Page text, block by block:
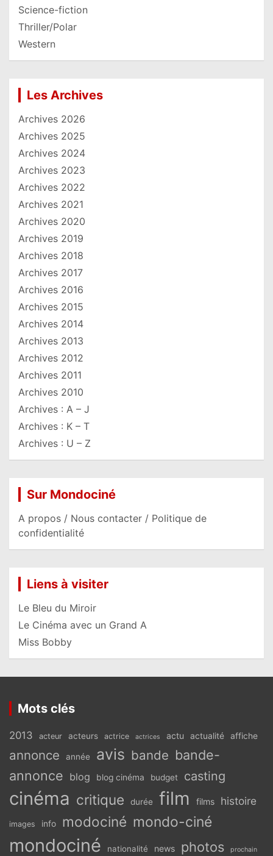
Science-fiction
Thriller/Polar
Western
Les Archives
Archives 2026
Archives 2025
Archives 2024
Archives 2023
Archives 2022
Archives 2021
Archives 2020
Archives 2019
Archives 2018
Archives 2017
Archives 2016
Archives 2015
Archives 2014
Archives 2013
Archives 2012
Archives 2011
Archives 2010
Archives : A – J
Archives : K – T
Archives : U – Z
Sur Mondociné
A propos / Nous contacter / Politique de
confidentialité
Liens à visiter
Le Bleu du Miroir
Le Cinéma avec un Grand A
Miss Bobby
Mots clés
2013 acteur acteurs actrice actrices actu actualité affiche
annonce année avis bande bande-
annonce blog blog cinéma budget casting
cinéma critique durée film films histoire
images info modociné mondo-ciné
mondociné nationalité news photos prochain